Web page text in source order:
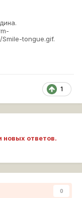
ничего про
tongue.gif.
1
новых ответов.
0